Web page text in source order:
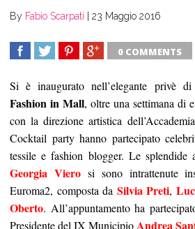
By Fabio Scarpati 23 Maggio 2016
0 COMMENTS
Si è inaugurato nell’elegante privè di
Fashion in Mall, oltre una settimana di
con la direzione artistica
Cocktail party hanno partecipato
tessile e fashion blogger. Le splendide
Georgia Vierosi sono intrattenute
Euroma2, composta da Silvia Preti,
Oberto. All’appuntamento ha
Presidente del IX MunicipioAndrea